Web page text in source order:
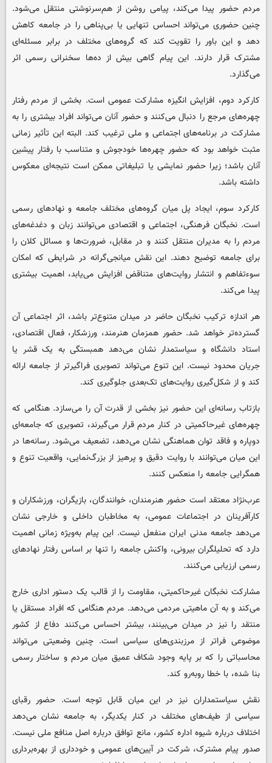
مردم حضور پیدا می‌کند، پیامی روشن از هم‌سرنوشتی منتقل می‌شود.
چنین حضوری می‌تواند احساس تنهایی یا بی‌پناهی را در جامعه کاهش
دهد و این باور را تقویت کند که گروه‌های مختلف در برابر مسئله‌ای
مشترک قرار دارند. این پیام گاهی بیش از ده‌ها سخنرانی رسمی اثر
می‌گذارد.
کارکرد دوم، افزایش انگیزه مشارکت عمومی است. بخشی از مردم رفتار
چهره‌های مرجع را دنبال می‌کنند و حضور آنان می‌تواند افراد بیشتری را به
مشارکت در برنامه‌های اجتماعی و ملی ترغیب کند. البته این تأثیر زمانی
مثبت خواهد بود که حضور چهره‌ها خودجوش و متناسب با رفتار پیشین
آنان باشد؛ زیرا حضور نمایشی یا تبلیغاتی ممکن است نتیجه‌ای معکوس
داشته باشد.
کارکرد سوم، ایجاد پل میان گروه‌های مختلف جامعه و نهادهای رسمی
است. نخبگان فرهنگی، اجتماعی و اقتصادی می‌توانند زبان و دغدغه‌های
مردم را به مدیران منتقل کنند و در مقابل، ضرورت‌ها و مسائل کلان را
برای جامعه توضیح دهند. این نقش میانجی‌گرانه در شرایطی که امکان
سوءتفاهم و انتشار روایت‌های متناقض افزایش می‌یابد، اهمیت بیشتری
پیدا می‌کند.
هر اندازه ترکیب نخبگان حاضر در میدان متنوع‌تر باشد، اثر اجتماعی آن
گسترده‌تر خواهد شد. حضور همزمان هنرمند، ورزشکار، فعال اقتصادی،
استاد دانشگاه و سیاستمدار نشان می‌دهد همبستگی به یک قشر یا
جریان محدود نیست. این تنوع می‌تواند تصویری فراگیرتر از جامعه ارائه
کند و از شکل‌گیری روایت‌های تک‌بعدی جلوگیری کند.
بازتاب رسانه‌ای این حضور نیز بخشی از قدرت آن را می‌سازد. هنگامی که
چهره‌های غیرحاکمیتی در کنار مردم قرار می‌گیرند، تصویری که جامعه‌ای
دوپاره و فاقد توان هماهنگی نشان می‌دهد، تضعیف می‌شود. رسانه‌ها در
این میان می‌توانند با روایت دقیق و پرهیز از بزرگ‌نمایی، واقعیت تنوع و
همگرایی جامعه را منعکس کنند.
عرب‌نژاد معتقد است حضور هنرمندان، خوانندگان، بازیگران، ورزشکاران و
کارآفرینان در اجتماعات عمومی، به مخاطبان داخلی و خارجی نشان
می‌دهد جامعه مدنی ایران منفعل نیست. این پیام به‌ویژه زمانی اهمیت
دارد که تحلیلگران بیرونی، واکنش جامعه را تنها بر اساس رفتار نهادهای
رسمی ارزیابی می‌کنند.
مشارکت نخبگان غیرحاکمیتی، مقاومت را از قالب یک دستور اداری خارج
می‌کند و به آن ماهیتی مردمی می‌دهد. مردم هنگامی که افراد مستقل یا
منتقد را نیز در میدان می‌بینند، بیشتر احساس می‌کنند دفاع از کشور
موضوعی فراتر از مرزبندی‌های سیاسی است. چنین وضعیتی می‌تواند
محاسباتی را که بر پایه وجود شکاف عمیق میان مردم و ساختار رسمی
بنا شده، با خطا روبه‌رو کند.
نقش سیاستمداران نیز در این میان قابل توجه است. حضور رقبای
سیاسی از طیف‌های مختلف در کنار یکدیگر، به جامعه نشان می‌دهد
اختلاف درباره شیوه اداره کشور، مانع توافق درباره اصل منافع ملی نیست.
صدور پیام مشترک، شرکت در آیین‌های عمومی و خودداری از بهره‌برداری